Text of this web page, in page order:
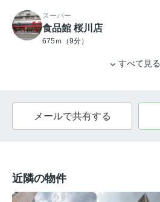
スーパー
食品館 桜川店
675ｍ（9分）
すべて見る
メールで共有する
近隣の物件